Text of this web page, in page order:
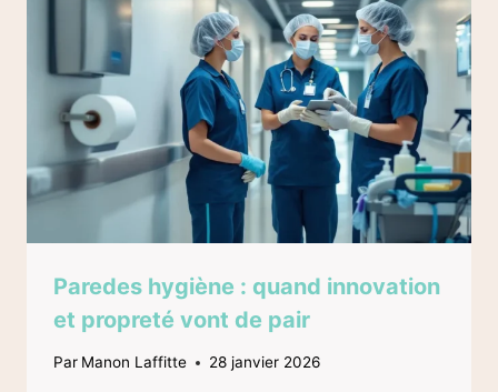
Paredes hygiène : quand innovation
et propreté vont de pair
Par Manon Laffitte 28 janvier 2026